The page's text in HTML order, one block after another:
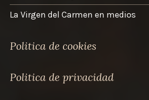
La Virgen del Carmen en medios
Politica de cookies
Politica de privacidad